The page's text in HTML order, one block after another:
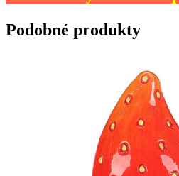
Podobné produkty